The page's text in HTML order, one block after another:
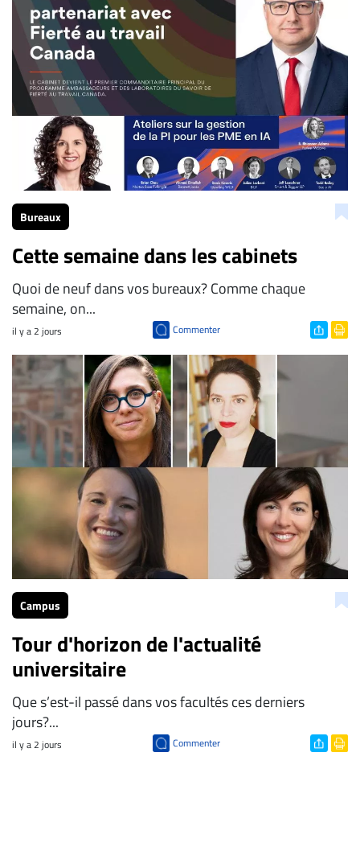
Bureaux
Cette semaine dans les cabinets
Quoi de neuf dans vos bureaux? Comme chaque
semaine, on...
il y a 2 jours Commenter
Campus
Tour d'horizon de l'actualité
universitaire
Que s’est-il passé dans vos facultés ces derniers
jours?...
il y a 2 jours Commenter